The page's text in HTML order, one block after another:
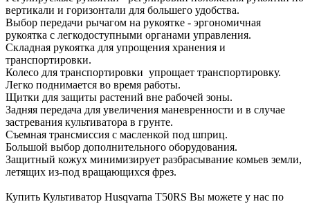
вертикали и горизонтали для большего удобства.
Выбор передачи рычагом на рукоятке - эргономичная
рукоятка с легкодоступными органами управления.
Складная рукоятка для упрощения хранения и
транспортировки.
Колесо для транспортировки упрощает транспортировку.
Легко поднимается во время работы.
Щитки для защиты растений вне рабочей зоны.
Задняя передача для увеличения маневренности и в случае
застревания культиватора в грунте.
Съемная трансмиссия с масленкой под шприц.
Большой выбор дополнительного оборудования.
Защитный кожух минимизирует разбрасывание комьев земли,
летящих из-под вращающихся фрез.
Купить Культиватор Husqvarna T50RS Вы можете у нас по